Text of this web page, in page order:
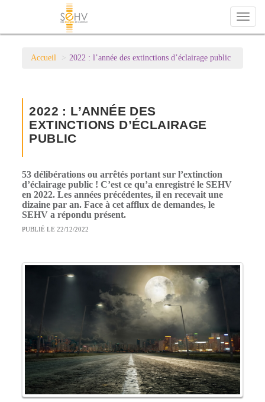
Toggle
Accueil 2022 : l’année des extinctions d’éclairage public
2022 : L’ANNÉE DES
EXTINCTIONS D’ÉCLAIRAGE
PUBLIC
53 délibérations ou arrêtés portant sur l’extinction
d’éclairage public ! C’est ce qu’a enregistré le SEHV
en 2022. Les années précédentes, il en recevait une
dizaine par an. Face à cet afflux de demandes, le
SEHV a répondu présent.
PUBLIÉ LE 22/12/2022